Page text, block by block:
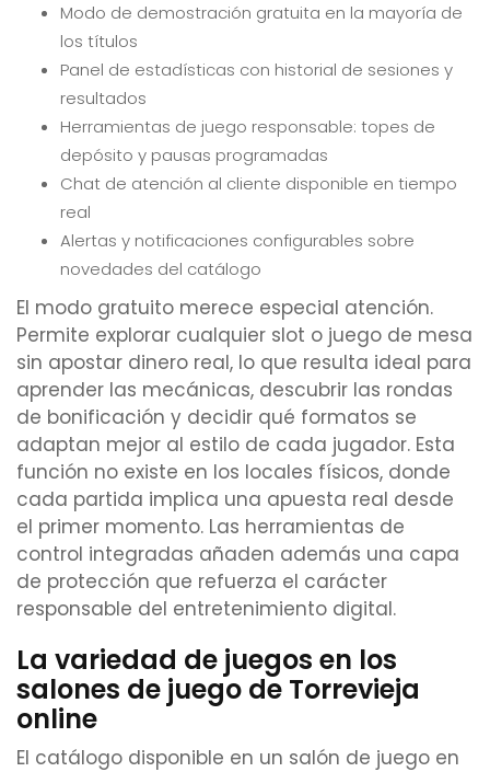
Modo de demostración gratuita en la mayoría de
los títulos
Panel de estadísticas con historial de sesiones y
resultados
Herramientas de juego responsable: topes de
depósito y pausas programadas
Chat de atención al cliente disponible en tiempo
real
Alertas y notificaciones configurables sobre
novedades del catálogo
El modo gratuito merece especial atención.
Permite explorar cualquier slot o juego de mesa
sin apostar dinero real, lo que resulta ideal para
aprender las mecánicas, descubrir las rondas
de bonificación y decidir qué formatos se
adaptan mejor al estilo de cada jugador. Esta
función no existe en los locales físicos, donde
cada partida implica una apuesta real desde
el primer momento. Las herramientas de
control integradas añaden además una capa
de protección que refuerza el carácter
responsable del entretenimiento digital.
La variedad de juegos en los
salones de juego de Torrevieja
online
El catálogo disponible en un salón de juego en